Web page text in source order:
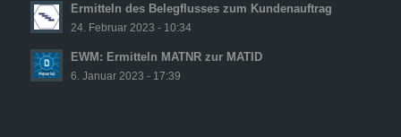
Ermitteln des Belegflusses zum Kundenauftrag
24. Februar 2023 - 10:34
EWM: Ermitteln MATNR zur MATID
6. Januar 2023 - 17:39